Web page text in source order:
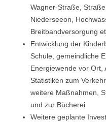
Wagner-Straße,
Niederseeon,
Breitbandversorgung
Entwicklung der
Schule, gemeindliche
Energiewende vor Ort,
Statistiken zum
weitere Maßnahmen,
und zur Bücherei
Weitere geplante